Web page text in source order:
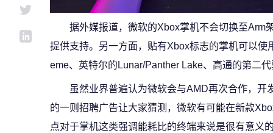
据外媒报道，微软的Xbox掌机不会切换至Arm
提供支持。另一方面，贴有Xbox标志的掌机可以
eme、英特尔的Lunar/Panther Lake、高通的第二
虽然业界普遍认为微软会与AMD再次合作，
的一则招聘广告让大家猜测，微软有可能在新款
点对于掌机这类强调能耗比的终端来说是很有意义